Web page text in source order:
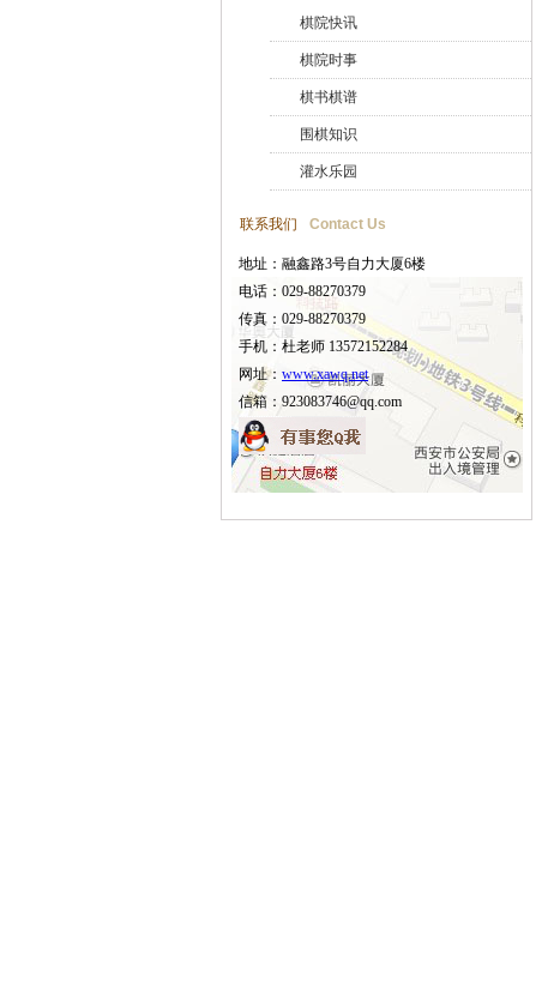
棋院快讯
棋院时事
棋书棋谱
围棋知识
灌水乐园
联系我们 Contact Us
地址：融鑫路3号自力大厦6楼
电话：029-88270379
传真：029-88270379
手机：杜老师 13572152284
网址： www.xawq.net
信箱：923083746@qq.com